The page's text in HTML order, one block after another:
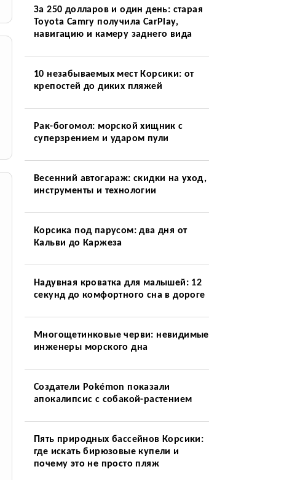
За 250 долларов и один день: старая
Toyota Camry получила CarPlay,
навигацию и камеру заднего вида
10 незабываемых мест Корсики: от
крепостей до диких пляжей
Рак-богомол: морской хищник с
суперзрением и ударом пули
Весенний автогараж: скидки на уход,
инструменты и технологии
Корсика под парусом: два дня от
Кальви до Каржеза
Надувная кроватка для малышей: 12
секунд до комфортного сна в дороге
Многощетинковые черви: невидимые
инженеры морского дна
Создатели Pokémon показали
апокалипсис с собакой-растением
Пять природных бассейнов Корсики:
где искать бирюзовые купели и
почему это не просто пляж